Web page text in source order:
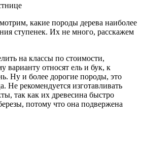
какие породы дерева наиболее
ступенек. Их не много, расскажем
на классы по стоимости,
варианту относят ель и бук, к
Ну и более дорогие породы, это
Не рекомендуется изготавливать
так как их древесина быстро
потому что она подвержена